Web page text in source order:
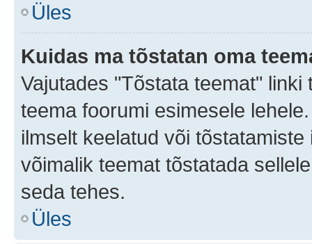
Üles
Kuidas ma tõstatan oma
Vajutades "Tõstata teemat"
teema foorumi esimesele
ilmselt keelatud või
võimalik teemat tõstatada
seda tehes.
Üles